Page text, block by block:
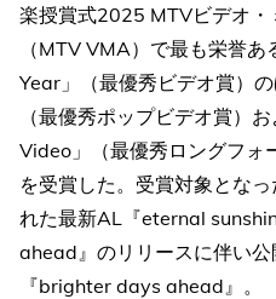
楽授賞式2025 MTVビデオ・
（MTV VMA）で最も栄誉
Year」（最優秀ビデオ賞）
（最優秀ポップビデオ賞）
Video」（最優秀ロングフォ
を受賞した。受賞対象とな
れた最新AL『eternal
ahead』のリリースに伴い
『brighter days ahead』。